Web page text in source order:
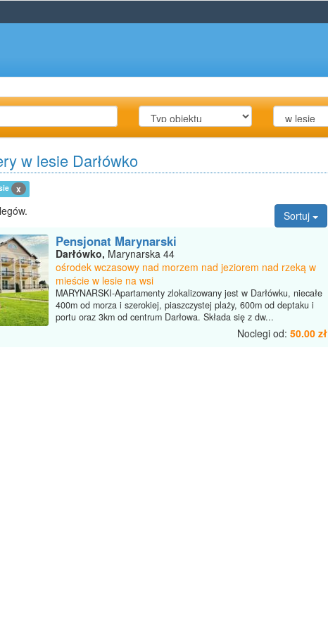
w lesie Darłówko
x
Sortuj
Pensjonat Marynarski
Darłówko, Marynarska 44
ośrodek wczasowy nad morzem nad jeziorem nad rzeką w
mieście w lesie na wsi
MARYNARSKI-Apartamenty zlokalizowany jest w Darłówku, niecałe
400m od morza i szerokiej, piaszczystej plaży, 600m od deptaku i
portu oraz 3km od centrum Darłowa. Składa się z dw...
Noclegi od: 50.00 zł